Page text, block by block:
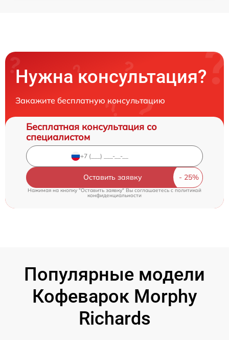
Нужна консультация?
Закажите бесплатную консультацию
Бесплатная консультация со
специалистом
Оставить заявку
Нажимая на кнопку "Оставить заявку" Вы соглашаетесь cполитикой
конфиденциальности
Популярные модели
Кофеварок Morphy
Richards